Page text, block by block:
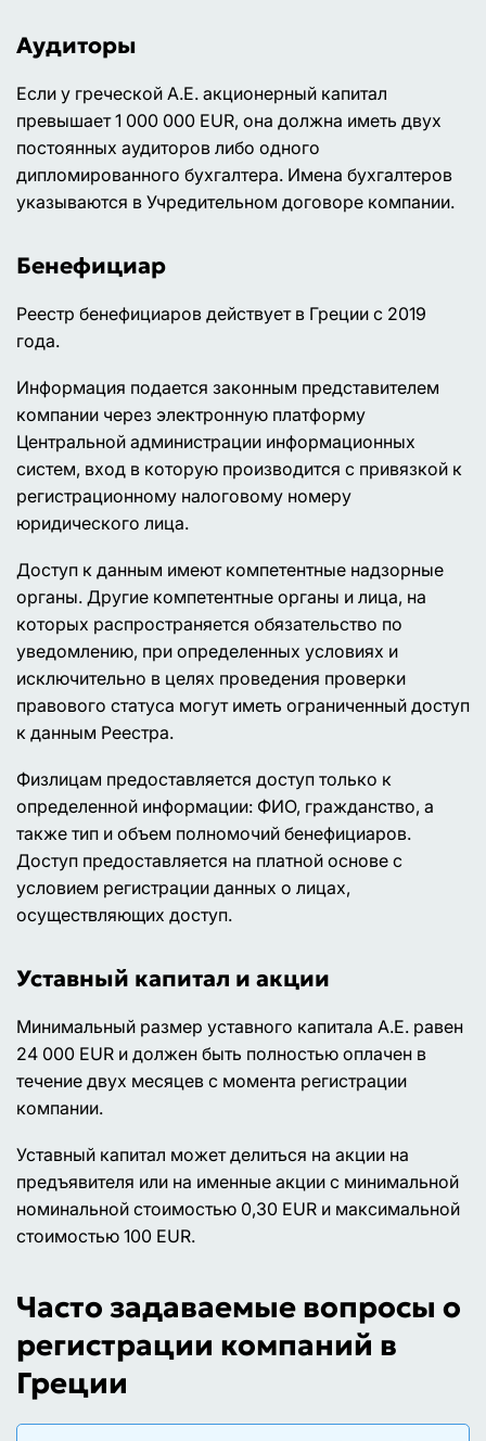
Аудиторы
Если у греческой А.Е. акционерный капитал
превышает 1 000 000 EUR, она должна иметь двух
постоянных аудиторов либо одного
дипломированного бухгалтера. Имена бухгалтеров
указываются в Учредительном договоре компании.
Бенефициар
Реестр бенефициаров действует в Греции с 2019
года.
Информация подается законным представителем
компании через электронную платформу
Центральной администрации информационных
систем, вход в которую производится с привязкой к
регистрационному налоговому номеру
юридического лица.
Доступ к данным имеют компетентные надзорные
органы. Другие компетентные органы и лица, на
которых распространяется обязательство по
уведомлению, при определенных условиях и
исключительно в целях проведения проверки
правового статуса могут иметь ограниченный доступ
к данным Реестра.
Физлицам предоставляется доступ только к
определенной информации: ФИО, гражданство, а
также тип и объем полномочий бенефициаров.
Доступ предоставляется на платной основе с
условием регистрации данных о лицах,
осуществляющих доступ.
Уставный капитал и акции
Минимальный размер уставного капитала А.Е. равен
24 000 EUR и должен быть полностью оплачен в
течение двух месяцев с момента регистрации
компании.
Уставный капитал может делиться на акции на
предъявителя или на именные акции с минимальной
номинальной стоимостью 0,30 EUR и максимальной
стоимостью 100 EUR.
Часто задаваемые вопросы о
регистрации компаний в
Греции